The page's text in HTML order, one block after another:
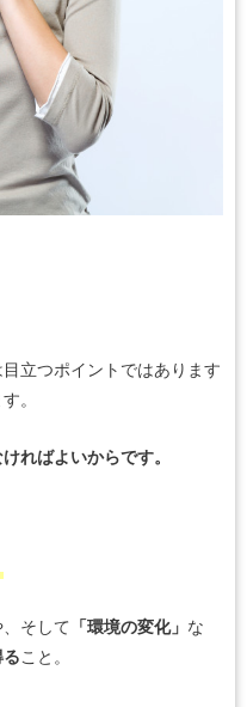
立つポイントではあります
。
ればよいからです。
、そして 「環境の変化」 な
こと。